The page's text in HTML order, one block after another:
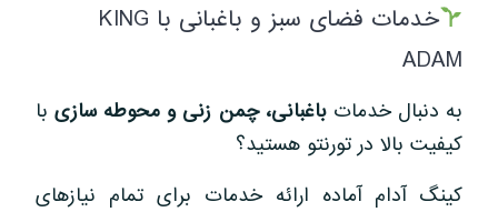
خدمات فضای سبز و باغبانی با KING
ADAM
به دنبال خدمات باغبانی، چمن زنی و محوطه سازیبا
کیفیت بالا در تورنتو هستید؟
کینگ آدام آماده ارائه خدمات برای تمام نیازهای